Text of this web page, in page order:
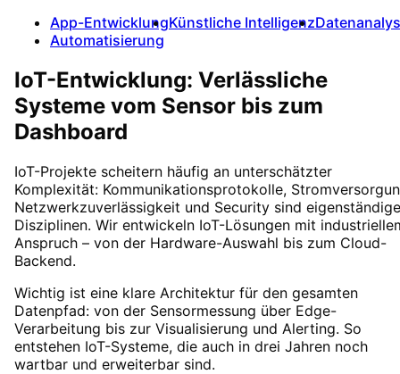
App-EntwicklungKünstliche Intelligenz
Automatisierung
IoT-Entwicklung: Verlässliche
Systeme vom Sensor bis zum
Dashboard
IoT-Projekte scheitern häufig an unterschätzter
Komplexität: Kommunikationsprotokolle,
Netzwerkzuverlässigkeit und Security sind eigenständige
Disziplinen. Wir entwickeln IoT-Lösungen mit
Anspruch – von der Hardware-Auswahl bis zum Cloud-
Backend.
Wichtig ist eine klare Architektur für den gesamten
Datenpfad: von der Sensormessung über Edge-
Verarbeitung bis zur Visualisierung und Alerting. So
entstehen IoT-Systeme, die auch in drei Jahren noch
wartbar und erweiterbar sind.